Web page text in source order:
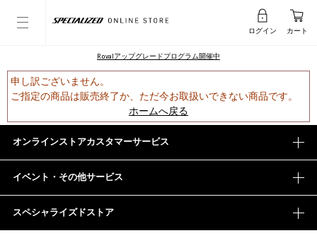
ログイン カート
Rovalアップグレードプログラム開催中
申し訳ございません。
ご指定の商品は販売終了か、ただ今お取扱いできない商品です。
ホームへ戻る
オンラインストアカスタマーサービス
イベント・その他サービス
スペシャライズドストア